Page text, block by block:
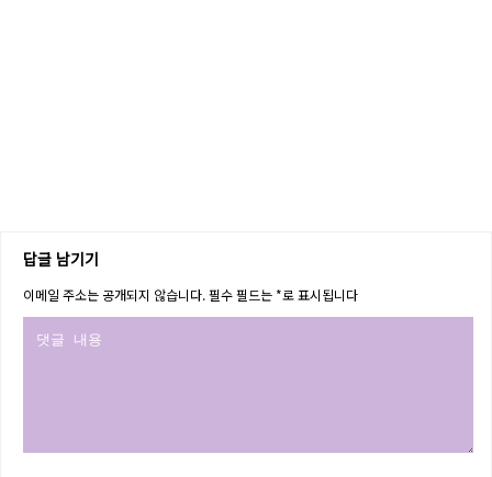
답글 남기기
이메일 주소는 공개되지 않습니다.필수 필드는 *로 표시됩니다